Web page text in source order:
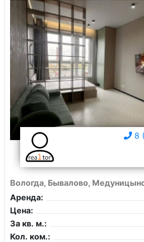
8
Вологда, Бывалово,
Аренда:
Цена:
За кв. м.:
Кол. ком.: